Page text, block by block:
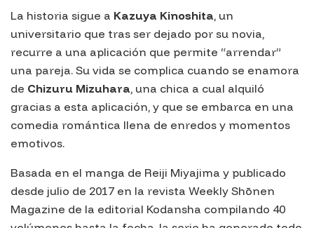
La historia sigue a Kazuya Kinoshita, un
universitario que tras ser dejado por su novia,
recurre a una aplicación que permite “arrendar”
una pareja. Su vida se complica cuando se enamora
de Chizuru Mizuhara, una chica a cual alquiló
gracias a esta aplicación, y que se embarca en una
comedia romántica llena de enredos y momentos
emotivos.
Basada en el manga de Reiji Miyajima y publicado
desde julio de 2017 en la revista Weekly Shōnen
Magazine de la editorial Kodansha compilando 40